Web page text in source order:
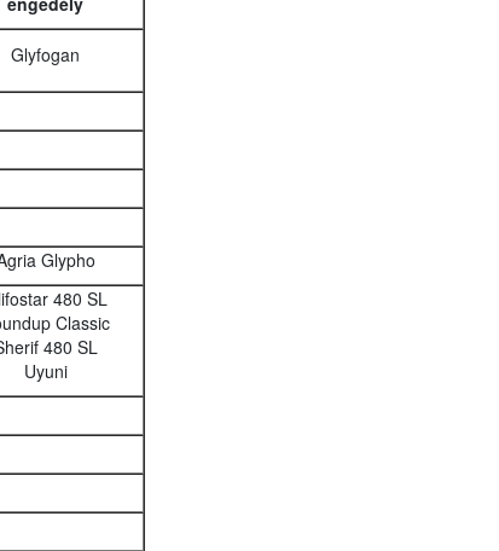
Glyfogan
Glypho
480 SL
Classic
480 SL
Uyuni